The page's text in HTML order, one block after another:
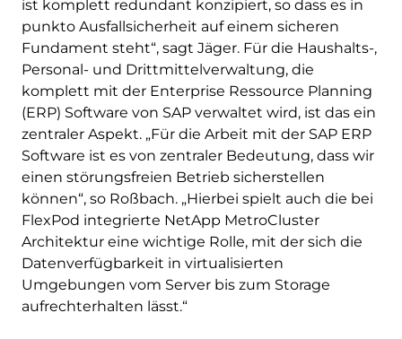
ist komplett redundant konzipiert, so dass es in
punkto Ausfallsicherheit auf einem sicheren
Fundament steht“, sagt Jäger. Für die Haushalts-,
Personal- und Drittmittelverwaltung, die
komplett mit der Enterprise Ressource Planning
(ERP) Software von SAP verwaltet wird, ist das ein
zentraler Aspekt. „Für die Arbeit mit der SAP ERP
Software ist es von zentraler Bedeutung, dass wir
einen störungsfreien Betrieb sicherstellen
können“, so Roßbach. „Hierbei spielt auch die bei
FlexPod integrierte NetApp MetroCluster
Architektur eine wichtige Rolle, mit der sich die
Datenverfügbarkeit in virtualisierten
Umgebungen vom Server bis zum Storage
aufrechterhalten lässt.“